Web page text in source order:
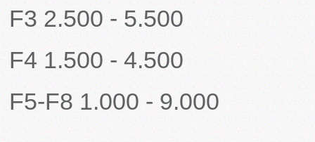
F3 2.500 - 5.500
F4 1.500 - 4.500
F5-F8 1.000 - 9.000